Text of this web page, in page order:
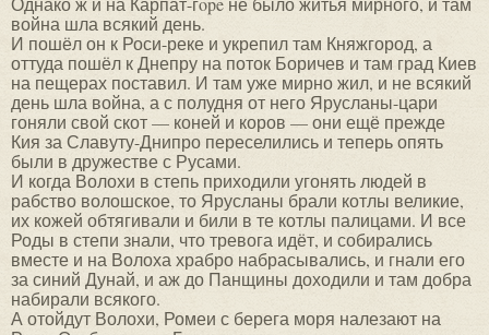
война шла всякий день.
И пошёл он к Роси-реке и укрепил там Княжгород, а
оттуда пошёл к Днепру на поток Боричев и там град Киев
на пещерах поставил. И там уже мирно жил, и не всякий
день шла война, а с полудня от него Ярусланы-цари
гоняли свой скот — коней и коров — они ещё прежде
Кия за Славуту-Днипро переселились и теперь опять
были в дружестве с Русами.
И когда Волохи в степь приходили угонять людей в
рабство волошское, то Ярусланы брали котлы великие,
их кожей обтягивали и били в те котлы палицами. И все
Роды в степи знали, что тревога идёт, и собирались
вместе и на Волоха храбро набрасывались, и гнали его
за синий Дунай, и аж до Панщины доходили и там добра
набирали всякого.
А отойдут Волохи, Ромеи с берега моря налезают на